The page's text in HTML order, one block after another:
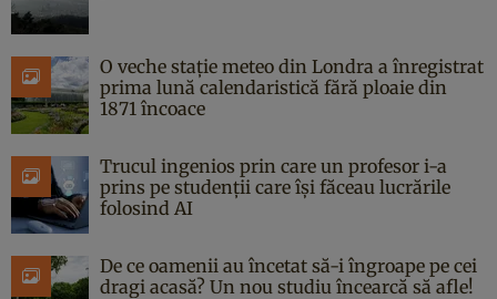
O veche stație meteo din Londra a înregistrat
prima lună calendaristică fără ploaie din
1871 încoace
Trucul ingenios prin care un profesor i-a
prins pe studenții care își făceau lucrările
folosind AI
De ce oamenii au încetat să-i îngroape pe cei
dragi acasă? Un nou studiu încearcă să afle!